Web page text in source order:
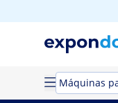
Máquinas